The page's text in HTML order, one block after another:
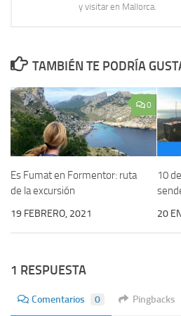
y visitar en Mallorca.
TAMBIÉN TE PODRÍA
0
Es Fumat en Formentor: ruta
de la excursión
19 FEBRERO, 2021
10
20
1 RESPUESTA
Comentarios 0 Pingbacks